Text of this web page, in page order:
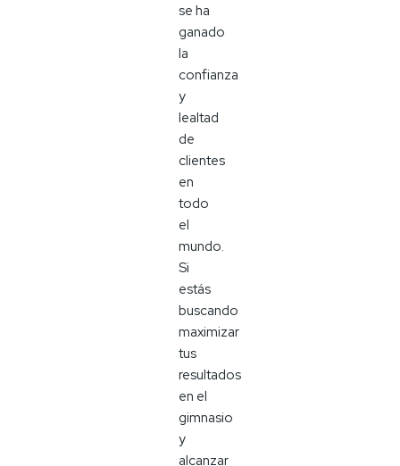
se ha
ganado
la
confianza
y
lealtad
de
clientes
en
todo
el
mundo.
Si
estás
buscando
maximizar
tus
resultados
en el
gimnasio
y
alcanzar